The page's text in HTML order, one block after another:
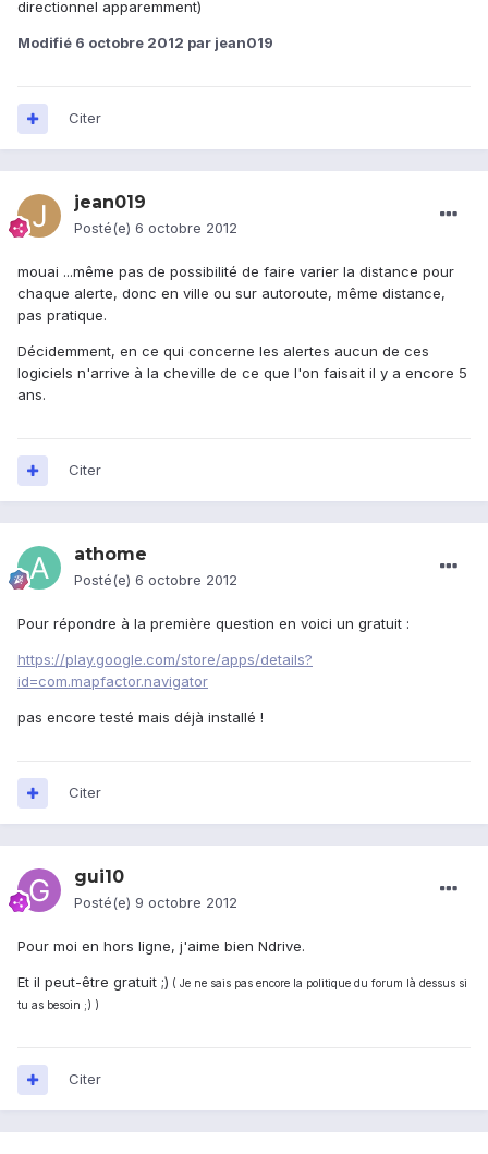
directionnel apparemment)
Modifié 6 octobre 2012 par jean019
Citer
jean019
Posté(e) 6 octobre 2012
mouai ...même pas de possibilité de faire varier la distance pour
chaque alerte, donc en ville ou sur autoroute, même distance,
pas pratique.
Décidemment, en ce qui concerne les alertes aucun de ces
logiciels n'arrive à la cheville de ce que l'on faisait il y a encore 5
ans.
Citer
athome
Posté(e) 6 octobre 2012
Pour répondre à la première question en voici un gratuit :
https://play.google.com/store/apps/details?
id=com.mapfactor.navigator
pas encore testé mais déjà installé !
Citer
gui10
Posté(e) 9 octobre 2012
Pour moi en hors ligne, j'aime bien Ndrive.
Et il peut-être gratuit ;) ( Je ne sais pas encore la politique du forum là dessus si
tu as besoin ;) )
Citer